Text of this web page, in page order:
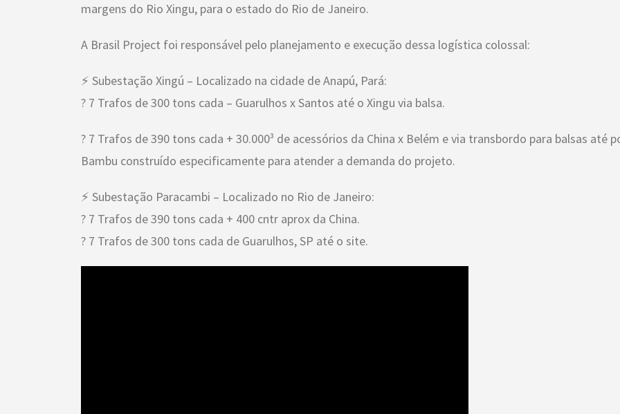
margens do Rio Xingu, para o estado do Rio de Janeiro.
A Brasil Project foi responsável pelo planejamento e execução dessa logística colossal:
⚡ Subestação Xingú – Localizado na cidade de Anapú, Pará:
? 7 Trafos de 300 tons cada – Guarulhos x Santos até o Xingu via balsa.
? 7 Trafos de 390 tons cada + 30.000³ de acessórios da China x Belém e via transbordo para balsas até
Bambu construído especificamente para atender a demanda do projeto.
⚡ Subestação Paracambi – Localizado no Rio de Janeiro:
? 7 Trafos de 390 tons cada + 400 cntr aprox da China.
? 7 Trafos de 300 tons cada de Guarulhos, SP até o site.